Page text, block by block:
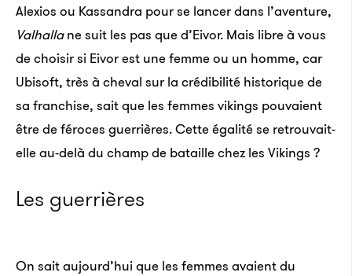
Alexios ou Kassandra pour se lancer dans l’aventure,
Valhallane suit les pas que d’Eivor. Mais libre à vous
de choisir si Eivor est une femme ou un homme, car
Ubisoft, très à cheval sur la crédibilité historique de
sa franchise, sait que les femmes vikings pouvaient
être de féroces guerrières. Cette égalité se retrouvait-
elle au-delà du champ de bataille chez les Vikings ?
Les guerrières
On sait aujourd’hui que les femmes avaient du